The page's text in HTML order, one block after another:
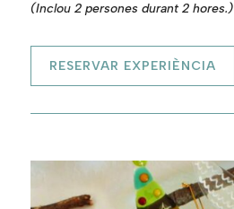
(Inclou 2 persones durant 2 hores.)
RESERVAR EXPERIÈNCIA